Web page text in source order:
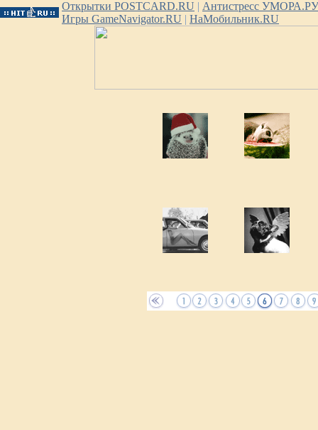
Открытки POSTCARD.RU | Антистресс УМОРА.РУ
Игры GameNavigator.RU | НаМобильник.RU